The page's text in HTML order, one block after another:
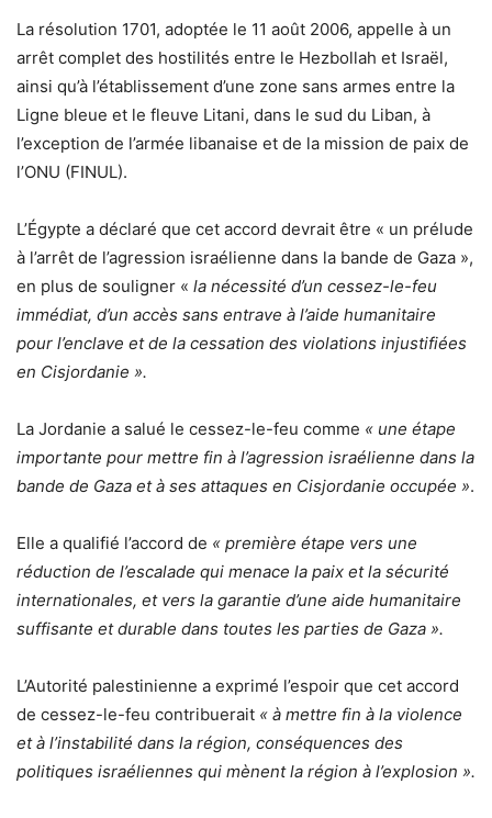
La résolution 1701, adoptée le 11 août 2006, appelle à un
arrêt complet des hostilités entre le Hezbollah et Israël,
ainsi qu’à l’établissement d’une zone sans armes entre la
Ligne bleue et le fleuve Litani, dans le sud du Liban, à
l’exception de l’armée libanaise et de la mission de paix de
l’ONU (FINUL).
L’Égypte a déclaré que cet accord devrait être « un prélude
à l’arrêt de l’agression israélienne dans la bande de Gaza »,
en plus de souligner « la nécessité d’un cessez-le-feu
immédiat, d’un accès sans entrave à l’aide humanitaire
pour l’enclave et de la cessation des violations injustifiées
en Cisjordanie ».
La Jordanie a salué le cessez-le-feu comme « une étape
importante pour mettre fin à l’agression israélienne dans la
bande de Gaza et à ses attaques en Cisjordanie occupée ».
Elle a qualifié l’accord de « première étape vers une
réduction de l’escalade qui menace la paix et la sécurité
internationales, et vers la garantie d’une aide humanitaire
suffisante et durable dans toutes les parties de Gaza ».
L’Autorité palestinienne a exprimé l’espoir que cet accord
de cessez-le-feu contribuerait « à mettre fin à la violence
et à l’instabilité dans la région, conséquences des
politiques israéliennes qui mènent la région à l’explosion ».